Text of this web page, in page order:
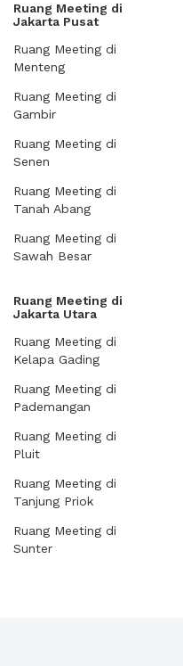
Ruang Meeting di
Jakarta Pusat
Ruang Meeting di
Menteng
Ruang Meeting di
Gambir
Ruang Meeting di
Senen
Ruang Meeting di
Tanah Abang
Ruang Meeting di
Sawah Besar
Ruang Meeting di
Jakarta Utara
Ruang Meeting di
Kelapa Gading
Ruang Meeting di
Pademangan
Ruang Meeting di
Pluit
Ruang Meeting di
Tanjung Priok
Ruang Meeting di
Sunter